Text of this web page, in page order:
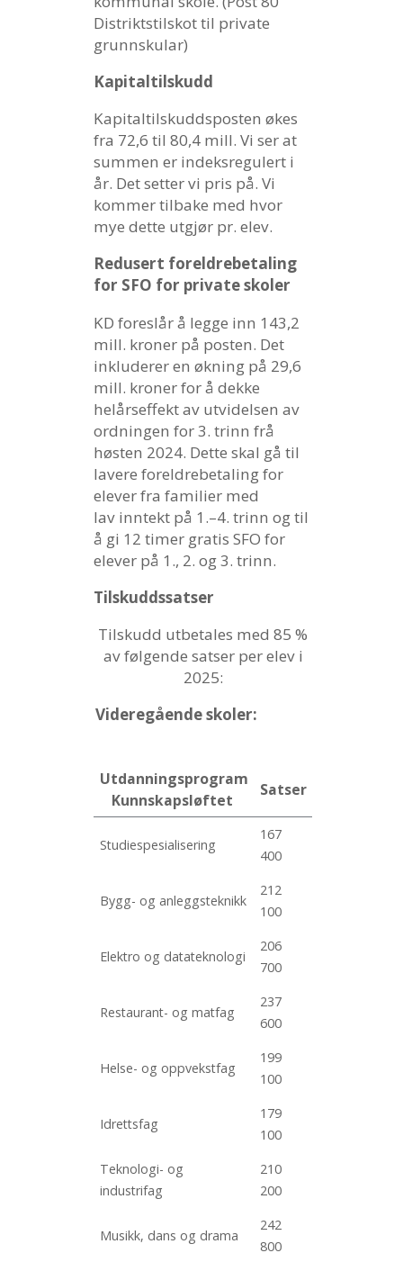
Distriktstilskot til private
grunnskular)
Kapitaltilskudd
Kapitaltilskuddsposten økes
fra 72,6 til 80,4 mill. Vi ser at
summen er indeksregulert i
år. Det setter vi pris på. Vi
kommer tilbake med hvor
mye dette utgjør pr. elev.
Redusert foreldrebetaling
for SFO for private skoler
KD foreslår å legge inn 143,2
mill. kroner på posten. Det
inkluderer en økning på 29,6
mill. kroner for å dekke
helårseffekt av utvidelsen av
ordningen for 3. trinn frå
høsten 2024. Dette skal gå til
lavere foreldrebetaling for
elever fra familier med
lav inntekt på 1.–4. trinn og til
å gi 12 timer gratis SFO for
elever på 1., 2. og 3. trinn.
Tilskuddssatser
Tilskudd utbetales med 85 %
av følgende satser per elev i
2025:
Videregående skoler:
Utdanningsprogram
Kunnskapsløftet
Satser
Studiespesialisering
167
400
Bygg- og anleggsteknikk
212
100
Elektro og datateknologi
206
700
Restaurant- og matfag
237
600
Helse- og oppvekstfag
199
100
Idrettsfag
179
100
Teknologi- og
industrifag
210
200
Musikk, dans og drama
242
800